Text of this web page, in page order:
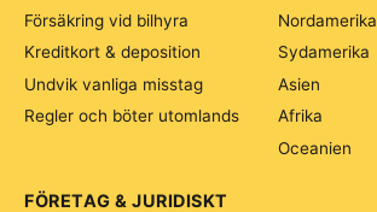
Nordamerika
Sydamerika
Asien
Afrika
Oceanien
Försäkring vid bilhyra
Kreditkort & deposition
Undvik vanliga misstag
Regler och böter utomlands
FÖRETAG & JURIDISKT